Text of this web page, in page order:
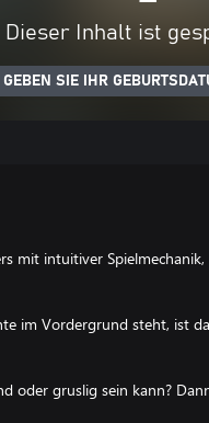
Dieser Inhalt ist
GEBEN SIE IHR
mit intuitiver Spielmechanik,
im Vordergrund steht, ist
oder gruslig sein kann?